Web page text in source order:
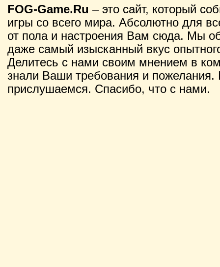
FOG-Game.Ru – это сайт, который
игры со всего мира. Абсолютно для
от пола и настроения Вам сюда. Мы
даже самый изысканный вкус
Делитесь с нами своим мнением в
знали Ваши требования и
прислушаемся. Спасибо, что с нами.